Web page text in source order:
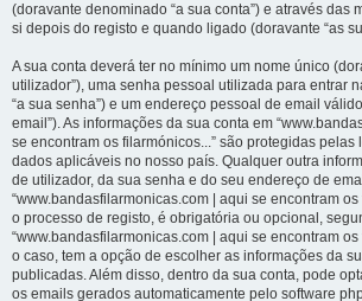
(doravante denominado “a sua conta”) e através das
si depois do registo e quando ligado (doravante “as
A sua conta deverá ter no mínimo um nome único
utilizador”), uma senha pessoal utilizada para entrar
“a sua senha”) e um endereço pessoal de email
email”). As informações da sua conta em
se encontram os filarmónicos...” são protegidas pelas
dados aplicáveis no nosso país. Qualquer outra
de utilizador, da sua senha e do seu endereço de
“www.bandasfilarmonicas.com | aqui se encontram os
o processo de registo, é obrigatória ou opcional,
“www.bandasfilarmonicas.com | aqui se encontram os
o caso, tem a opção de escolher as informações da
publicadas. Além disso, dentro da sua conta, pode
os emails gerados automaticamente pelo software